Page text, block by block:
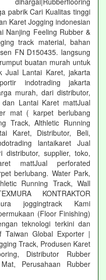
pabrik Cari Kualitas tinggi
Karet Jogging indonesian
Nanjing Feeling Rubber &
track material, bahan
FN D150435. langsung
buatan murah untuk
Jual Lantai Karet, jakarta
indotrading jakarta
murah, dari distributor,
Lantai Karet mattJual
mat ( karpet berlubang
Track, Althletic Running
Karet, Distributor, Beli,
lantaikaret Jual
supplier, toko,
mattJual perforated
berlubang. Water Park,
Running Track, Wall
KONTRAKTOR
joggingtrack Kami
(Floor Finishing)
teknologi terkini dan
Taiwan Global Exporter |
Track, Produsen Karet
Distributor Rubber
Perusahaan Rubber